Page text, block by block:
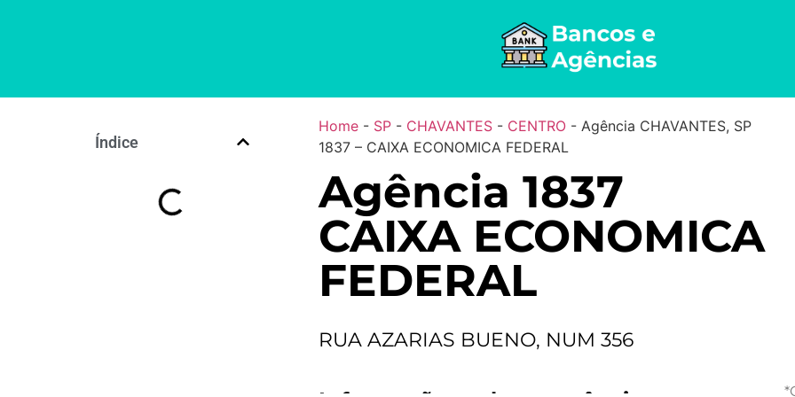
Índice
Home- SP- CHAVANTES- CENTRO- Agência CHAVANTES, SP
1837 – CAIXA ECONOMICA FEDERAL
Agência 1837
CAIXA ECONOMICA
FEDERAL
RUA AZARIAS BUENO, NUM 356